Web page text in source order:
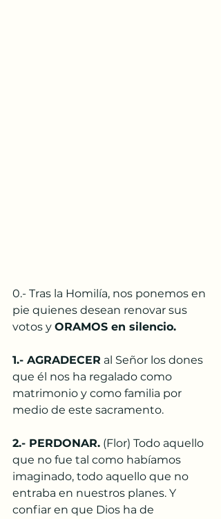
0.- Tras la Homilía, nos ponemos en
pie quienes desean renovar sus
votos y ORAMOS en silencio.
1.- AGRADECER al Señor los dones
que él nos ha regalado como
matrimonio y como familia por
medio de este sacramento.
2.- PERDONAR. (Flor) Todo aquello
que no fue tal como habíamos
imaginado, todo aquello que no
entraba en nuestros planes. Y
confiar en que Dios ha de